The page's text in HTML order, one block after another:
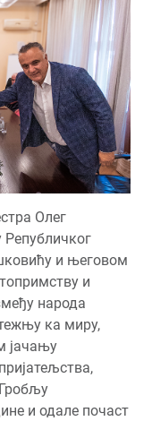
Олег
Републичког
и његовом
и
народа
тежњу ка миру,
јачању
и одале почаст